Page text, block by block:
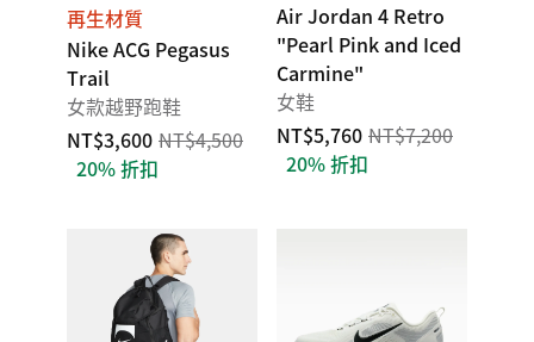
再生材質
Nike ACG Pegasus
Trail
女款越野跑鞋
NT$3,600 NT$4,500
20% 折扣
Air Jordan 4 Retro
"Pearl Pink and Iced
Carmine"
女鞋
NT$5,760 NT$7,200
20% 折扣